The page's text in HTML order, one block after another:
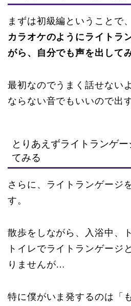
まずは初級編ということで、
カラオケのようにライトラ
がら、自分でも声を出して
最初なのでうまく話せない
ならない音でもいいので出
とりあえずライトランゲ
てみる
さらに、ライトランゲージ
す。
散歩をしながら、入浴中、
トイレでライトランゲージ
りませんが…
特に僕がいま発するのは「